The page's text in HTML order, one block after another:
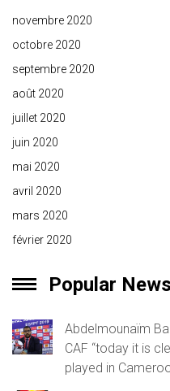
novembre 2020
octobre 2020
septembre 2020
août 2020
juillet 2020
juin 2020
mai 2020
avril 2020
mars 2020
février 2020
Popular News
Abdelmounaïm
CAF “today it is
played in